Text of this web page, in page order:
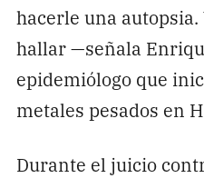
hacerle una autopsia.
hallar —señala
epidemiólogo que
metales pesados en
Durante el juicio